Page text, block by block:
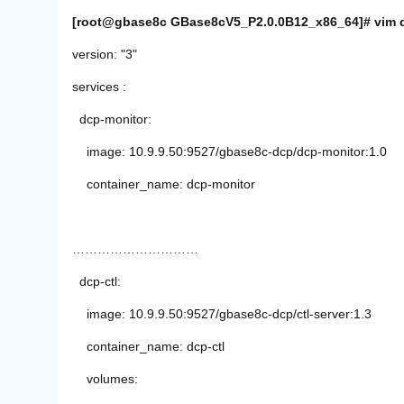
[root@gbase8c GBase8cV5_P2.0.0B12_x86_64]#
version: "3"
services :
dcp-monitor:
image: 10.9.9.50:9527/gbase8c-dcp/dcp-monitor:1.0
container_name: dcp-monitor
dcp-ctl:
image: 10.9.9.50:9527/gbase8c-dcp/ctl-server:1.3
container_name: dcp-ctl
volumes: